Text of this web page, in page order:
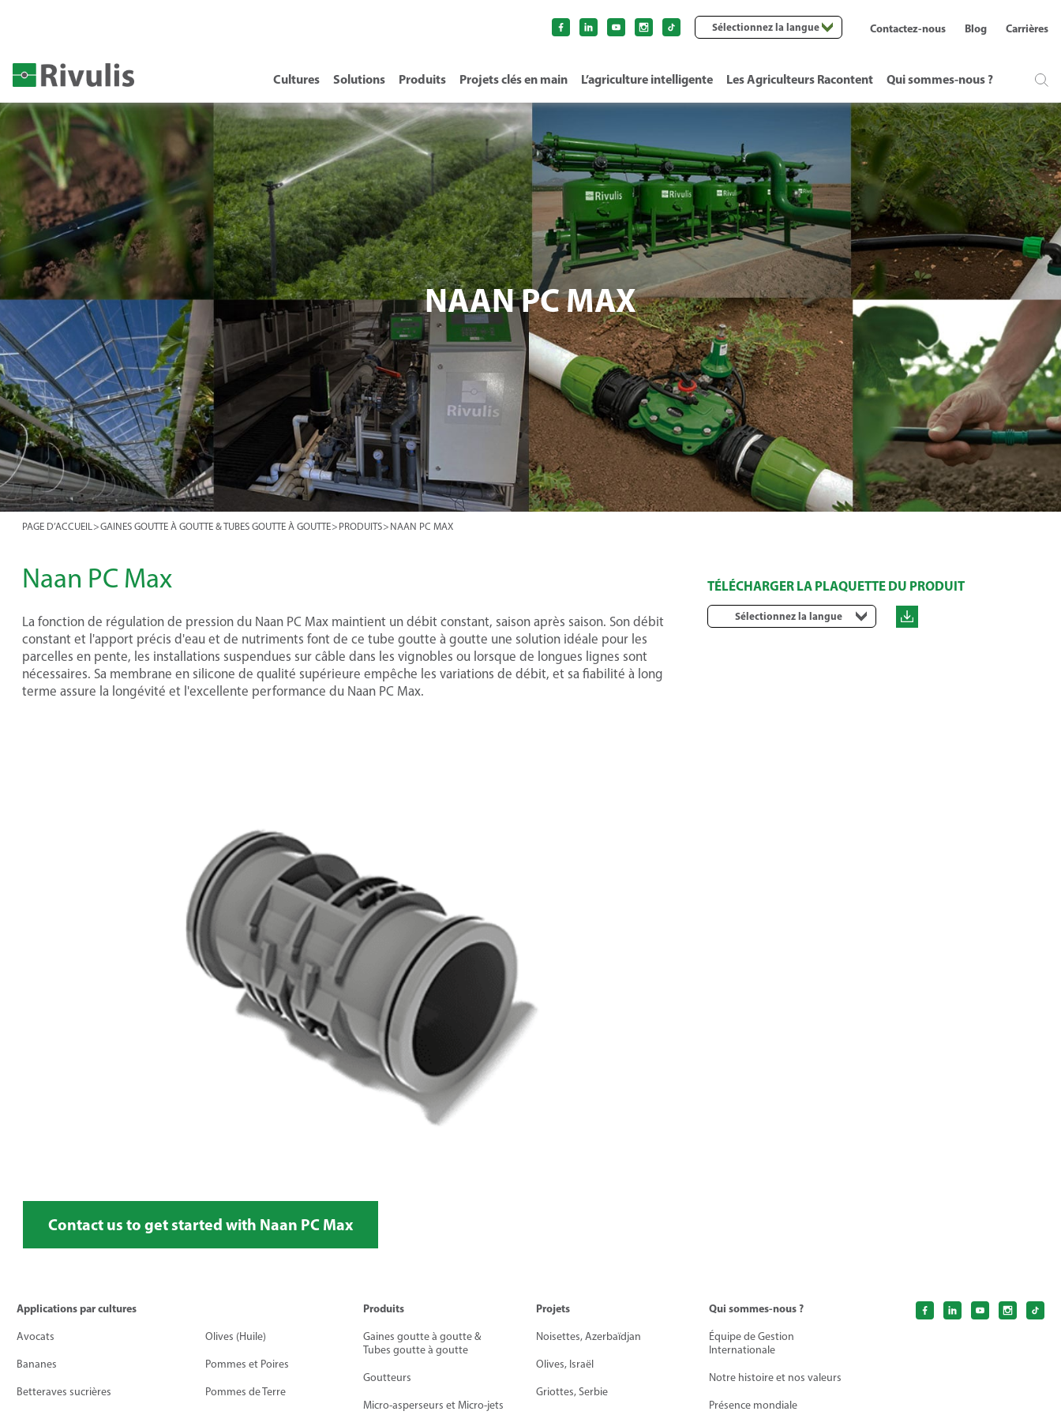
Cultures Solutions Produits Projets clés en main L’agriculture intelligente Les Agriculteurs Racontent Qui sommes-nous ?
Contactez-nous Blog Carrières
Sélectionnez la langue
NAAN PC MAX
PAGE D’ACCUEIL>GAINES GOUTTE À GOUTTE & TUBES GOUTTE À GOUTTE> PRODUITS> NAAN PC MAX
Naan PC Max
La fonction de régulation de pression du Naan PC Max maintient un débit constant, saison après saison. Son débit
constant et l'apport précis d'eau et de nutriments font de ce tube goutte à goutte une solution idéale pour les
parcelles en pente, les installations suspendues sur câble dans les vignobles ou lorsque de longues lignes sont
nécessaires. Sa membrane en silicone de qualité supérieure empêche les variations de débit, et sa fiabilité à long
terme assure la longévité et l'excellente performance du Naan PC Max.
Contact us to get started with Naan PC Max
TÉLÉCHARGER LA PLAQUETTE DU PRODUIT
Sélectionnez la langue
Applications par cultures
Avocats
Bananes
Betteraves sucrières
Olives (Huile)
Pommes et Poires
Pommes de Terre
Produits
Gaines goutte à goutte &
Tubes goutte à goutte
Goutteurs
Micro-asperseurs et Micro-jets
Projets
Noisettes, Azerbaïdjan
Olives, Israël
Griottes, Serbie
Qui sommes-nous ?
Équipe de Gestion
Internationale
Notre histoire et nos valeurs
Présence mondiale